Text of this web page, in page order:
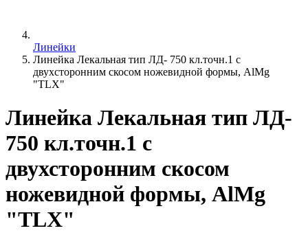
Линейки
Линейка Лекальная тип ЛД- 750 кл.точн.1 с
двухсторонним скосом ножевидной формы, AlMg
"TLX"
Линейка Лекальная тип ЛД-
750 кл.точн.1 с
двухсторонним скосом
ножевидной формы, AlMg
"TLX"